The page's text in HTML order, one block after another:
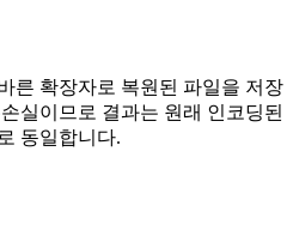
른 확장자로 복원된 파일을 저장
실이므로 결과는 원래 인코딩된
동일합니다.